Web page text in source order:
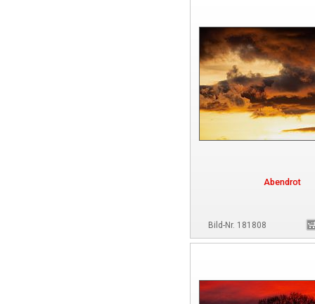
Abendrot
Bild-Nr. 181808